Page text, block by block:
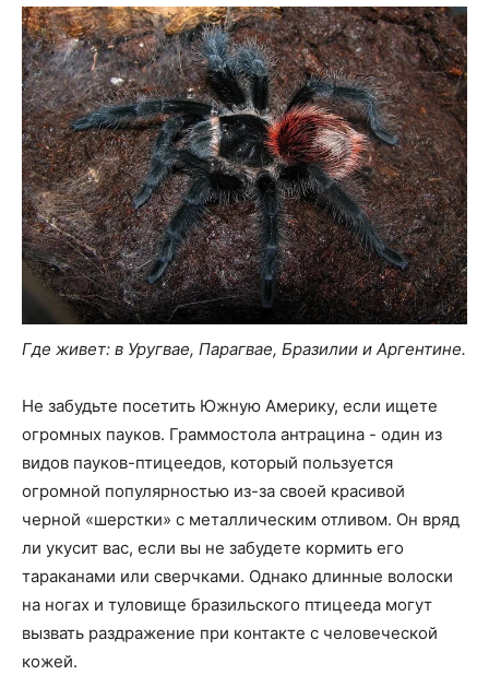
Где живет: в Уругвае, Парагвае, Бразилии и Аргентине.
Не забудьте посетить Южную Америку, если ищете
огромных пауков. Граммостола антрацина - один из
видов пауков-птицеедов, который пользуется
огромной популярностью из-за своей красивой
черной «шерстки» с металлическим отливом. Он вряд
ли укусит вас, если вы не забудете кормить его
тараканами или сверчками. Однако длинные волоски
на ногах и туловище бразильского птицееда могут
вызвать раздражение при контакте с человеческой
кожей.